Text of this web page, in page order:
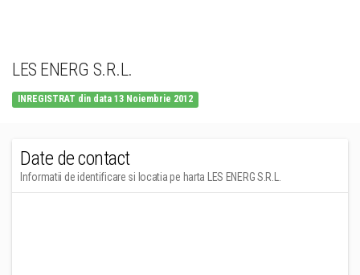
LES ENERG S.R.L.
INREGISTRAT din data 13 Noiembrie 2012
Date de contact
Informatii de identificare si locatia pe harta LES ENERG S.R.L.